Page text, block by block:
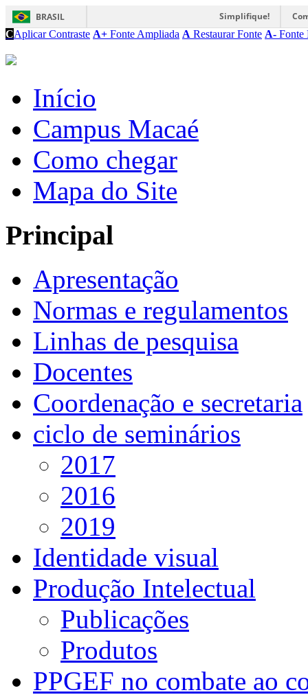
BRASIL Simplifique!
CAplicar Contraste A+ Fonte Ampliada A Restaurar Fonte A- Fonte
Início
Campus Macaé
Como chegar
Mapa do Site
Principal
Apresentação
Normas e regulamentos
Linhas de pesquisa
Docentes
Coordenação e secretaria
ciclo de seminários
2017
2016
2019
Identidade visual
Produção Intelectual
Publicações
Produtos
PPGEF no combate ao